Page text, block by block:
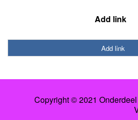
Add link
Add link
Copyright © 2021